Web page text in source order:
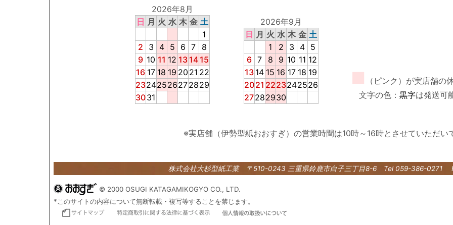
2026年8月
日 月 火 水 木 金 土
1
2
3 4 5 6 7
8
9 10 11 12 13 14 15
16 17 18 19 20 21 22
23242526272829
3031
2026年9月
日 月 火 水 木 金 土
1
2 3 4
5
6 7 8 9 10 11 12
13 14 15 16 17 18 19
2021 2223242526
27282930
■
（ピンク）が実店舗の
文字の色： 黒字は発送可
※実店舗（伊勢型紙おおすぎ）の営業時間は10時～16時とさせていただい
株式会社大杉型紙工業 〒510-0243 三重県鈴鹿市白子三丁目8-6 Tel 059-386-0271
© 2000 OSUGI KATAGAMIKOGYO CO., LTD.
*このサイトの内容について無断転載・複写等することを禁じます。